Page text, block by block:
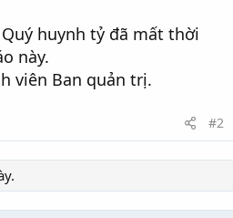
huynh tỷ đã mất thời
này.
viên Ban quản trị.
#2